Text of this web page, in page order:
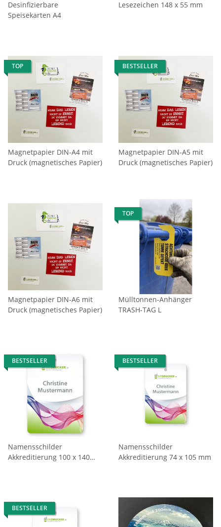
Desinfizierbare
Speisekarten A4
Lesezeichen 148 x 55 mm
TOP
Magnetpapier DIN-A4 mit
Druck (magnetisches Papier)
BESTSELLER
Magnetpapier DIN-A5 mit
Druck (magnetisches Papier)
Magnetpapier DIN-A6 mit
Druck (magnetisches Papier)
TOP
Mülltonnen-Anhänger
TRASH-TAG L
BESTSELLER
Namensschilder
Akkreditierung 100 x 140
BESTSELLER
Namensschilder
Akkreditierung 74 x 105 mm
BESTSELLER